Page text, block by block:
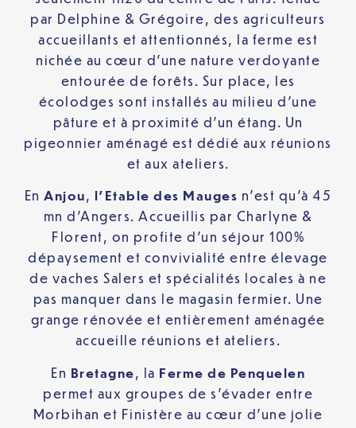
par Delphine & Grégoire, des agriculteurs
accueillants et attentionnés, la ferme est
nichée au cœur d’une nature verdoyante
entourée de forêts. Sur place, les
écolodges sont installés au milieu d’une
pâture et à proximité d’un étang. Un
pigeonnier aménagé est dédié aux réunions
et aux ateliers.
EnAnjou, l’Etable des Mauges n’est qu’à 45
mn d’Angers. Accueillis par Charlyne &
Florent, on profite d’un séjour 100%
dépaysement et convivialité entre élevage
de vaches Salers et spécialités locales à ne
pas manquer dans le magasin fermier. Une
grange rénovée et entièrement aménagée
accueille réunions et ateliers.
En Bretagne, la Ferme de Penquelen
permet aux groupes de s’évader entre
Morbihan et Finistère au cœur d’une jolie